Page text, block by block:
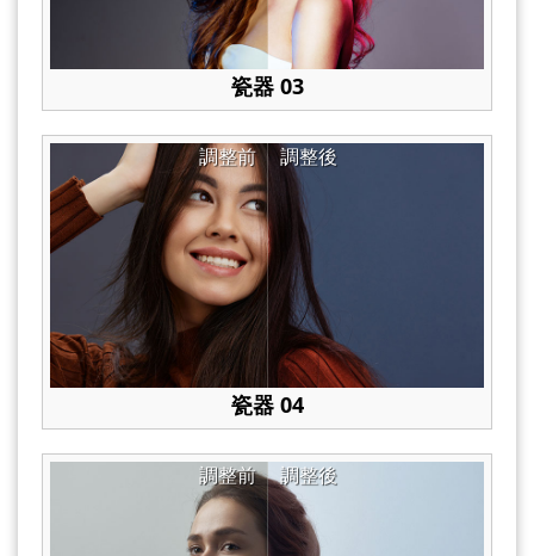
瓷器 03
調整後
調整前
瓷器 04
調整後
調整前